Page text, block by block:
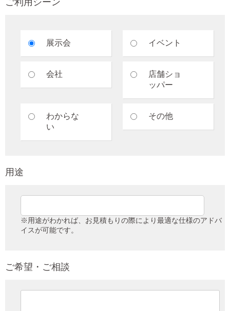
展示会 イベント
会社
店舗ショ
ッパー
わからな
い
その他
用途
※用途がわかれば、お見積もりの際により最適な仕様のアドバ
イスが可能です。
ご希望・ご相談